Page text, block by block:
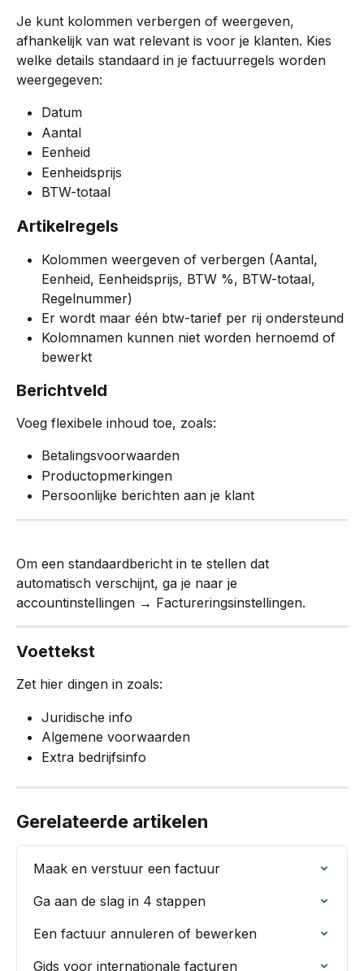
Je kunt kolommen verbergen of weergeven,
afhankelijk van wat relevant is voor je klanten. Kies
welke details standaard in je factuurregels worden
weergegeven:
Datum
Aantal
Eenheid
Eenheidsprijs
BTW-totaal
Artikelregels
Kolommen weergeven of verbergen (Aantal,
Eenheid, Eenheidsprijs, BTW %, BTW-totaal,
Regelnummer)
Er wordt maar één btw-tarief per rij ondersteund
Kolomnamen kunnen niet worden hernoemd of
bewerkt
Berichtveld
Voeg flexibele inhoud toe, zoals:
Betalingsvoorwaarden
Productopmerkingen
Persoonlijke berichten aan je klant
Om een standaardbericht in te stellen dat
automatisch verschijnt, ga je naar je
accountinstellingen → Factureringsinstellingen.
Voettekst
Zet hier dingen in zoals:
Juridische info
Algemene voorwaarden
Extra bedrijfsinfo
Gerelateerde artikelen
Maak en verstuur een factuur
Ga aan de slag in 4 stappen
Een factuur annuleren of bewerken
Gids voor internationale facturen